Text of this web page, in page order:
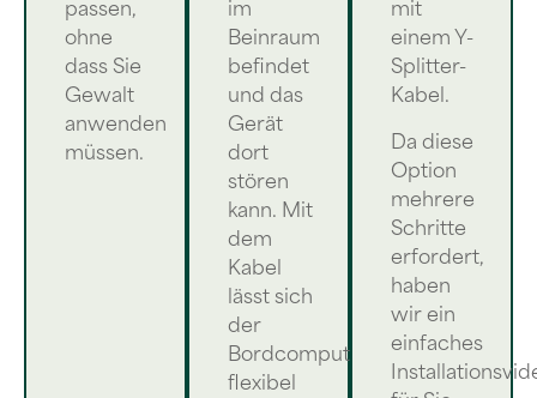
passen,
ohne
dass Sie
Gewalt
anwenden
müssen.
im
Beinraum
befindet
und das
Gerät
dort
stören
kann. Mit
dem
Kabel
lässt sich
der
Bordcomputer
flexibel
mit
einem Y-
Splitter-
Kabel.
Da diese
Option
mehrere
Schritte
erfordert,
haben
wir ein
einfaches